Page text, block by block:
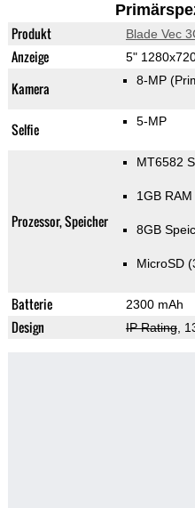
Produkt Blade Vec
Anzeige 5"
Kamera 8-MP
Selfie 5-MP
Prozessor, Speicher
MT6582
1GB RAM
8GB
MicroSD
Batterie 2300 mAh
Design IP Rating,